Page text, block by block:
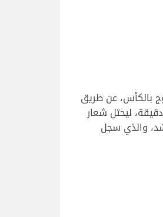
بالكأس، عن طريق
“غازي” الذي غزا المقدمة واستطاع أن يحلق بالكأس بكل أريحية وأداء لافت للأنظار، حيث قطع “غازي” مسافة الـ 8 كم في زمن قدره 12.25.36 دقيقة، ليحتل شعار
سعيد بن مروشد، والذي سجل